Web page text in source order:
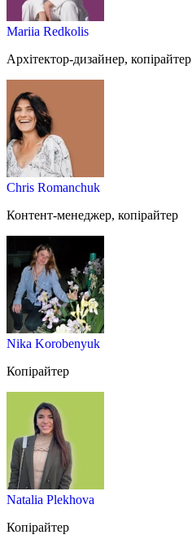
Mariia Redkolis
Архітектор-дизайнер, копірайтер
Chris Romanchuk
Контент-менеджер, копірайтер
Nika Korobenyuk
Копірайтер
Natalia Plekhova
Копірайтер